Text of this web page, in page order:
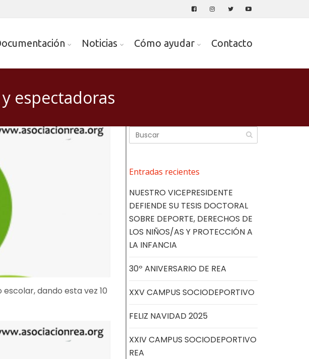
Noticias Cómo ayudar Contacto
espectadoras
dando esta vez 10
Entradas recientes
NUESTRO VICEPRESIDENTE
DEFIENDE SU TESIS DOCTORAL
SOBRE DEPORTE, DERECHOS DE
LOS NIÑOS/AS Y PROTECCIÓN A
LA INFANCIA
30º ANIVERSARIO DE REA
XXV CAMPUS SOCIODEPORTIVO
FELIZ NAVIDAD 2025
XXIV CAMPUS SOCIODEPORTIVO
REA